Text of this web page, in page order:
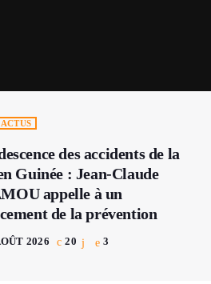
des accidents de la
Guinée : Jean-Claude
appelle à un
de la prévention
2026 20 3